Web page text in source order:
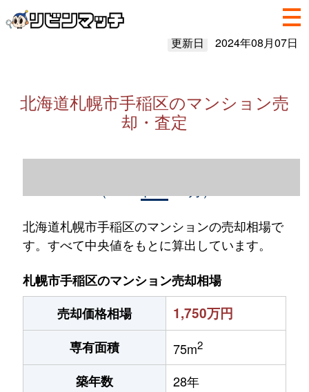
更新日 2024年08月07日
北海道札幌市手稲区のマンション売
却・査定
北海道札幌市手稲区のマンションの売却相場で
す。すべて中央値をもとに算出しています。
札幌市手稲区のマンション売却相場
売却価格相場
1,750万円
専有面積 75m2
築年数 28年